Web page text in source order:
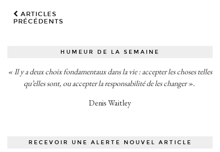
ARTICLES
PRÉCÉDENTS
HUMEUR DE LA SEMAINE
« Il y a deux choix fondamentaux dans la vie : accepter les choses telles
qu’elles sont, ou accepter la responsabilité de les changer ».
Denis Waitley
RECEVOIR UNE ALERTE NOUVEL ARTICLE